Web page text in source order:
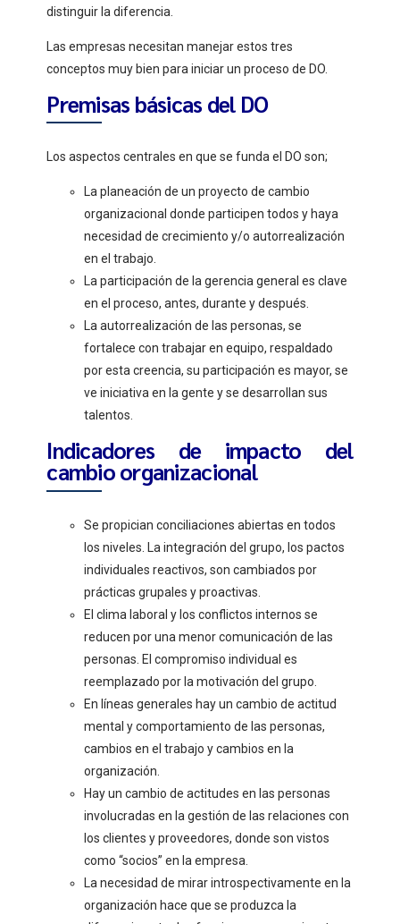
distinguir la diferencia.
Las empresas necesitan manejar estos tres
conceptos muy bien para iniciar un proceso de DO.
Premisas básicas del DO
Los aspectos centrales en que se funda el DO son;
La planeación de un proyecto de cambio
organizacional donde participen todos y haya
necesidad de crecimiento y/o autorrealización
en el trabajo.
La participación de la gerencia general es clave
en el proceso, antes, durante y después.
La autorrealización de las personas, se
fortalece con trabajar en equipo, respaldado
por esta creencia, su participación es mayor, se
ve iniciativa en la gente y se desarrollan sus
talentos.
Indicadores de impacto del
cambio organizacional
Se propician conciliaciones abiertas en todos
los niveles. La integración del grupo, los pactos
individuales reactivos, son cambiados por
prácticas grupales y proactivas.
El clima laboral y los conflictos internos se
reducen por una menor comunicación de las
personas. El compromiso individual es
reemplazado por la motivación del grupo.
En líneas generales hay un cambio de actitud
mental y comportamiento de las personas,
cambios en el trabajo y cambios en la
organización.
Hay un cambio de actitudes en las personas
involucradas en la gestión de las relaciones con
los clientes y proveedores, donde son vistos
como “socios” en la empresa.
La necesidad de mirar introspectivamente en la
organización hace que se produzca la